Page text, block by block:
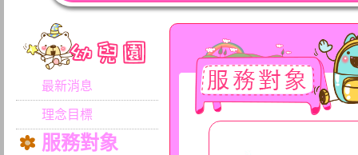
最新消息
理念目標
服務對象